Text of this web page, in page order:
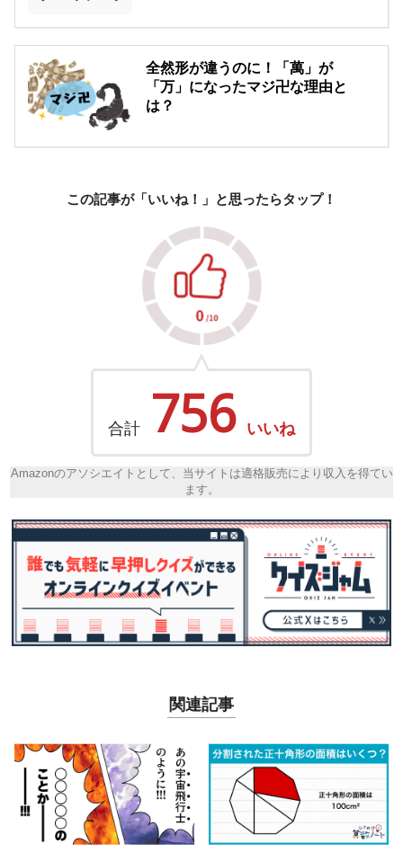
全然形が違うのに！「萬」が
「万」になったマジ卍な理由と
は？
この記事が「いいね！」と思ったらタップ！
合計 756 いいね
Amazonのアソシエイトとして、当サイトは適格販売により収入を得てい
ます。
関連記事